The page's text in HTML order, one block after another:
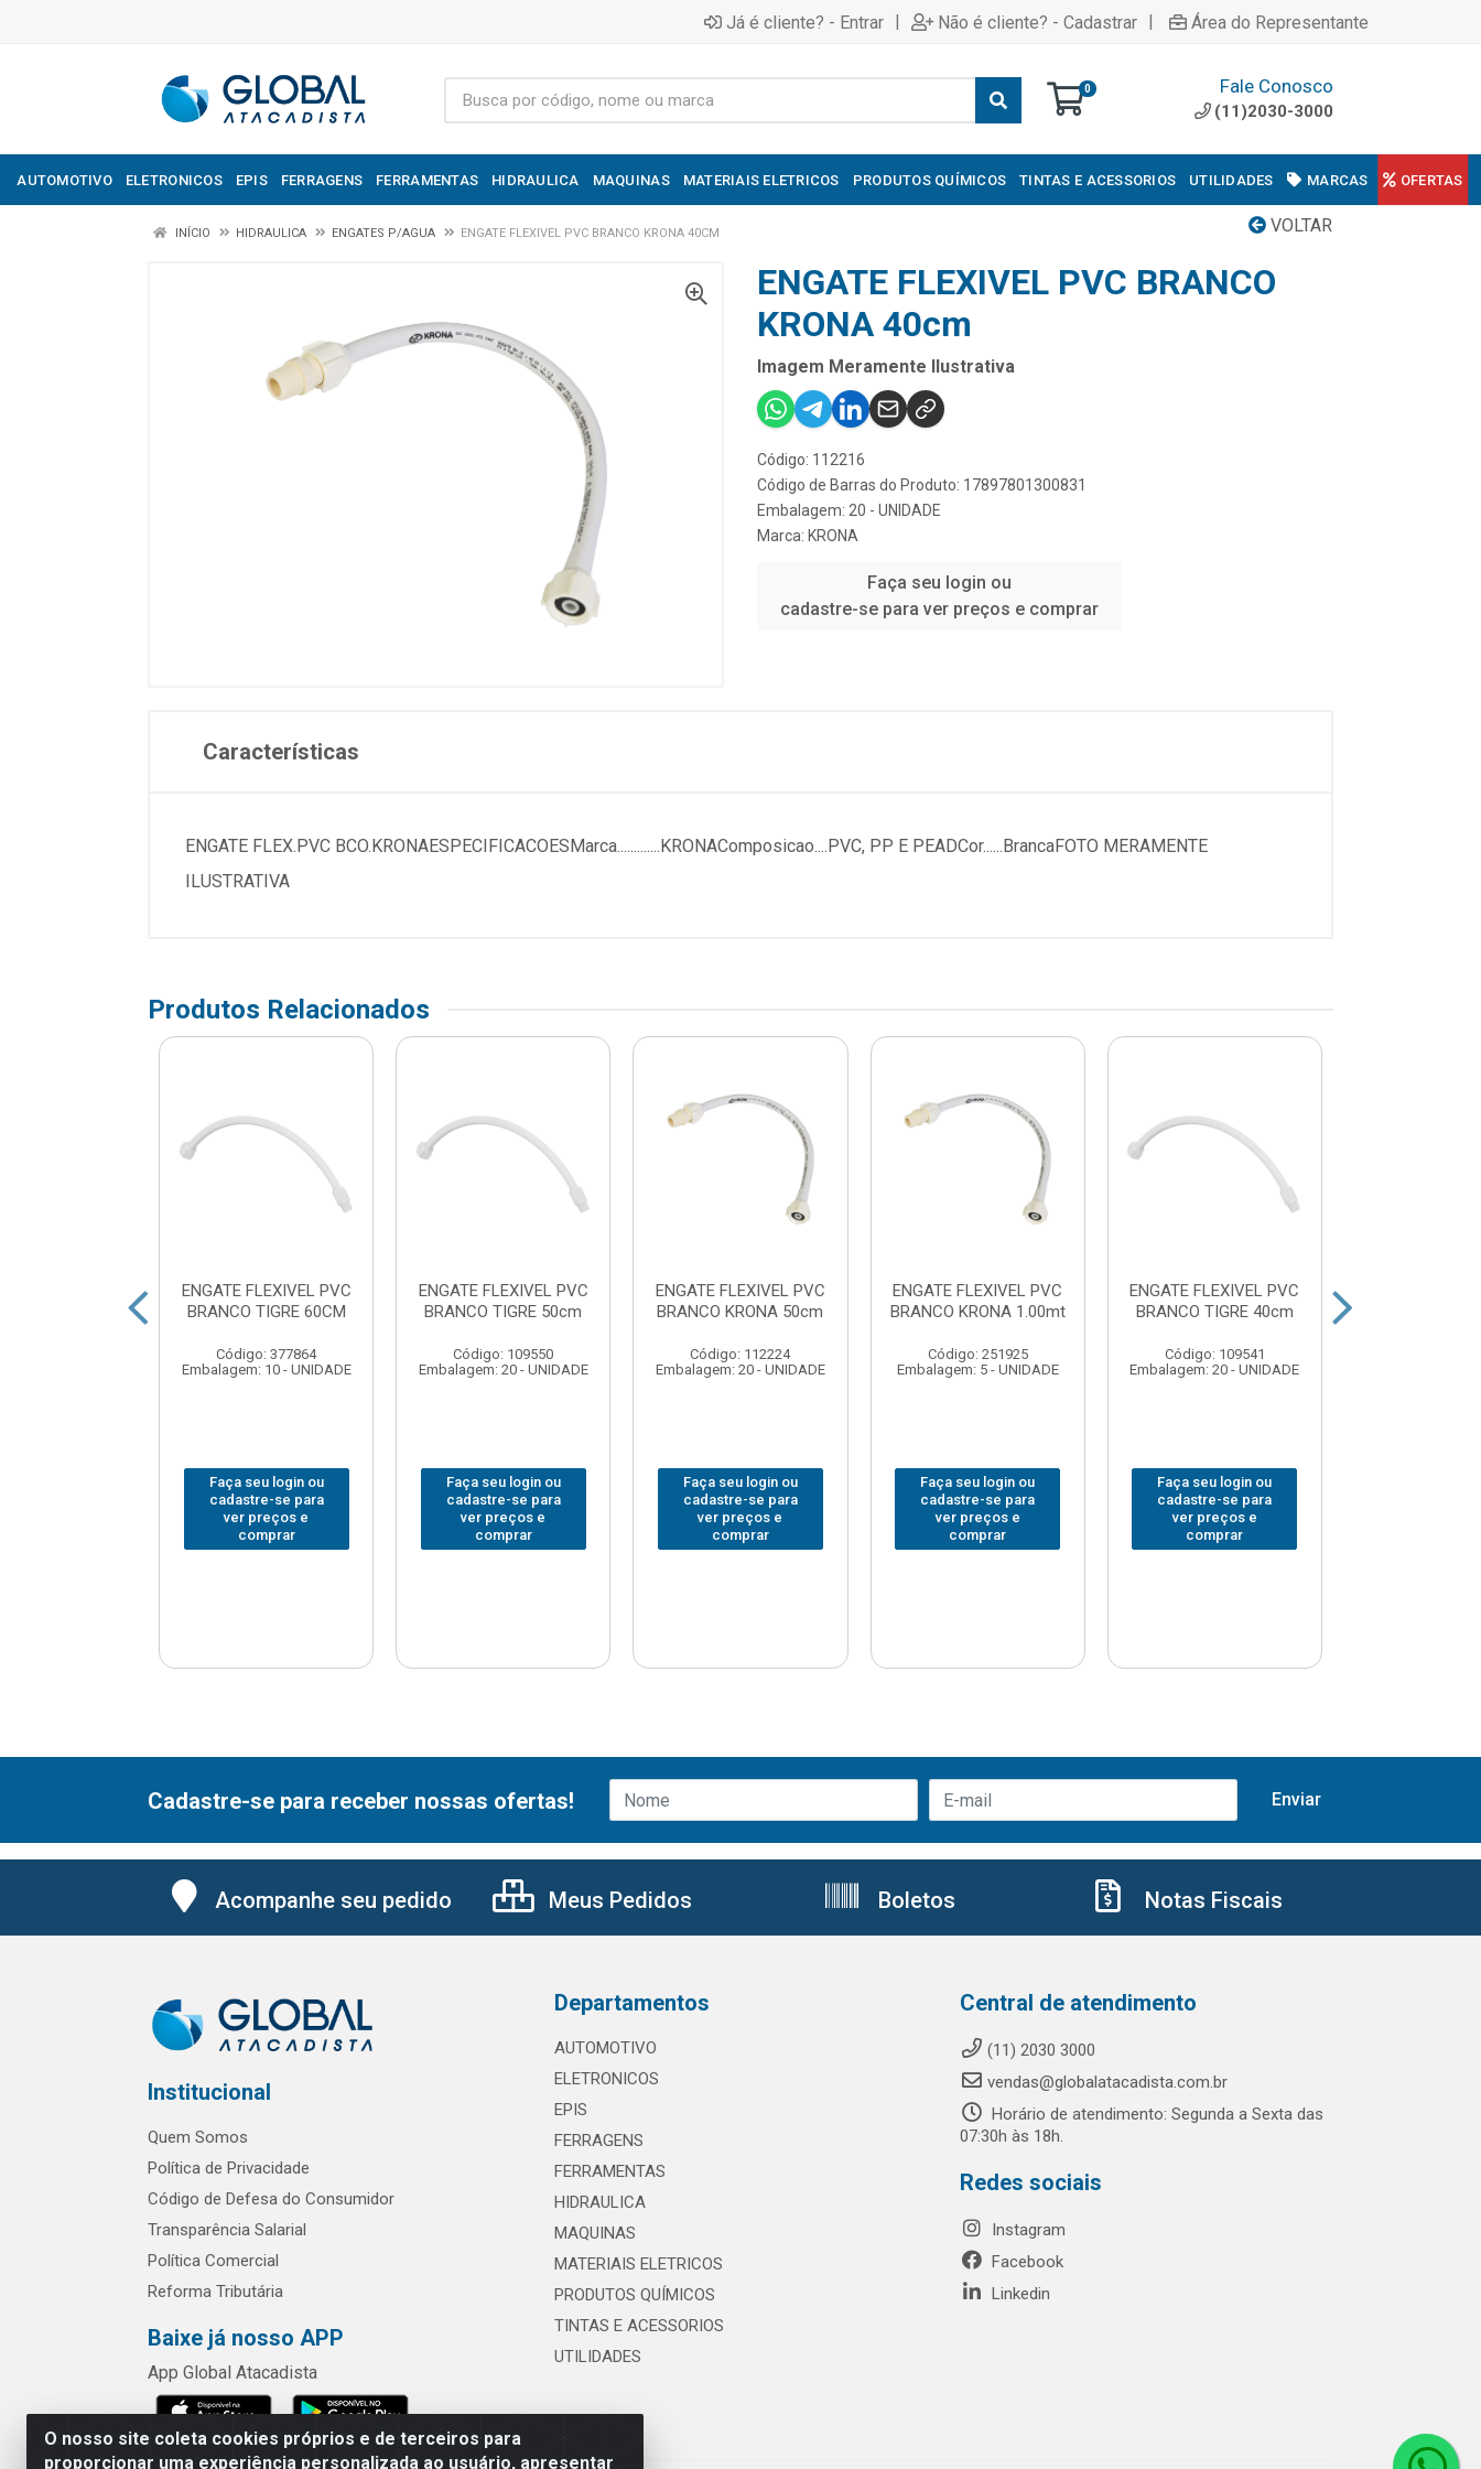
Já é cliente? - Entrar | Não é cliente? - Cadastrar | Área do Representante
0 Fale Conosco
(11)2030-3000
AUTOMOTIVO ELETRONICOS EPIS FERRAGENS FERRAMENTAS HIDRAULICA MAQUINAS MATERIAIS ELETRICOS PRODUTOS QUÍMICOS TINTAS E ACESSORIOS UTILIDADES MARCAS OFERTAS
VOLTAR
INÍCIO HIDRAULICA ENGATES P/AGUA ENGATE FLEXIVEL PVC BRANCO KRONA 40CM
ENGATE FLEXIVEL PVC BRANCO
KRONA 40cm
Imagem Meramente Ilustrativa
Código: 112216
Código de Barras do Produto: 17897801300831
Embalagem: 20 - UNIDADE
Marca: KRONA
Faça seu login ou
cadastre-se para ver preços e comprar
Características
ENGATE FLEX.PVC BCO.KRONAESPECIFICACOESMarca.............KRONAComposicao....PVC, PP E PEADCor......BrancaFOTO MERAMENTE
ILUSTRATIVA
Produtos Relacionados
ENGATE FLEXIVEL PVC
BRANCO TIGRE 60CM
Código: 377864
Embalagem: 10 - UNIDADE
Faça seu login ou
cadastre-se para
ver preços e
comprar
ENGATE FLEXIVEL PVC
BRANCO TIGRE 50cm
Código: 109550
Embalagem: 20 - UNIDADE
Faça seu login ou
cadastre-se para
ver preços e
comprar
ENGATE FLEXIVEL PVC
BRANCO KRONA 50cm
Código: 112224
Embalagem: 20 - UNIDADE
Faça seu login ou
cadastre-se para
ver preços e
comprar
ENGATE FLEXIVEL PVC
BRANCO KRONA 1.00mt
Código: 251925
Embalagem: 5 - UNIDADE
Faça seu login ou
cadastre-se para
ver preços e
comprar
ENGATE FLEXIVEL PVC
BRANCO TIGRE 40cm
Código: 109541
Embalagem: 20 - UNIDADE
Faça seu login ou
cadastre-se para
ver preços e
comprar
O nosso site coleta cookies próprios e de terceiros para
proporcionar uma experiência personalizada ao usuário, apresentar
Cadastre-se para receber nossas ofertas!
Acompanhe seu pedido Meus Pedidos Boletos Notas Fiscais
Institucional
Quem Somos
Política de Privacidade
Código de Defesa do Consumidor
Transparência Salarial
Política Comercial
Reforma Tributária
Baixe já nosso APP
App Global Atacadista
Departamentos
AUTOMOTIVO
ELETRONICOS
EPIS
FERRAGENS
FERRAMENTAS
HIDRAULICA
MAQUINAS
MATERIAIS ELETRICOS
PRODUTOS QUÍMICOS
TINTAS E ACESSORIOS
UTILIDADES
Central de atendimento
(11) 2030 3000
vendas@globalatacadista.com.br
Horário de atendimento: Segunda a Sexta das
07:30h às 18h.
Redes sociais
Instagram
Facebook
Linkedin